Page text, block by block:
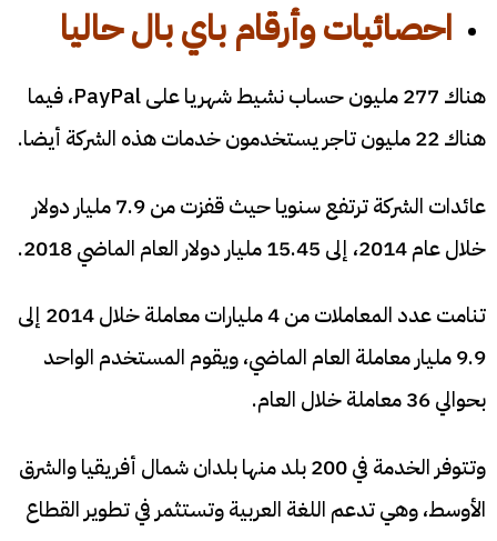
احصائيات وأرقامباي بال حاليا
هناك 277 مليون حساب نشيط شهريا على PayPal، فيما
هناك 22 مليون تاجر يستخدمون خدمات هذه الشركة أيضا.
عائدات الشركة ترتفع سنويا حيث قفزت من 7.9 مليار دولار
خلال عام 2014، إلى 15.45 مليار دولار العام الماضي 2018.
تنامت عدد المعاملات من 4 مليارات معاملة خلال 2014 إلى
9.9 مليار معاملة العام الماضي، ويقوم المستخدم الواحد
بحوالي 36 معاملة خلال العام.
وتتوفر الخدمة في 200 بلد منها بلدان شمال أفريقيا والشرق
الأوسط، وهي تدعم اللغة العربية وتستثمر في تطوير القطاع